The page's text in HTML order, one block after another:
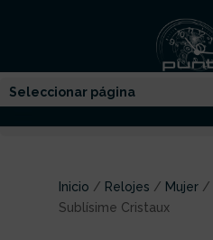
Seleccionar página
Inicio / Relojes / Mujer/
Sublísime Cristaux